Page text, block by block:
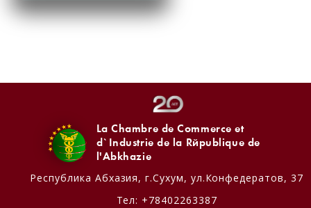
La Chambre de Commerce et
d`Industrie de la République de
l'Abkhazie
Республика Абхазия, г.Сухум, ул.Конфедератов, 37
Тел: +78402263387